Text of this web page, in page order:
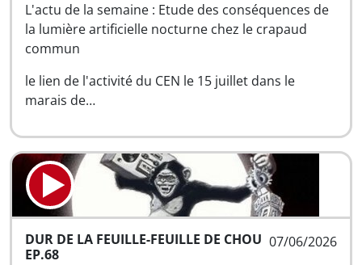
L'actu de la semaine : Etude des conséquences de
la lumière artificielle nocturne chez le crapaud
commun
le lien de l'activité du CEN le 15 juillet dans le
marais de…
07/06/2026
DUR DE LA FEUILLE-FEUILLE DE CHOU
EP.68